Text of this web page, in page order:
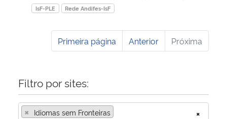
IsF-PLE
Rede Andifes-IsF
Primeira página Anterior Próxima
Filtro por sites:
×
× Idiomas sem Fronteiras